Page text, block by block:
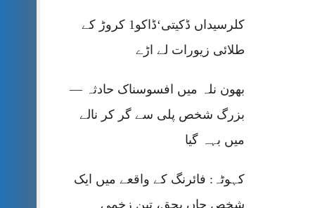
کلرسیداں ڈکیتی‘ڈاکو1 کروڑ کے
طلائی زیورات لے اڑے
بھون نلہ میں افسوسناک حادثہ —
بزرگ شخص پلی سے گر کر نالے
میں بہہ گیا
کہوٹہ: فائرنگ کے واقعے میں ایک
شخص جاں بحق، تین زخمی